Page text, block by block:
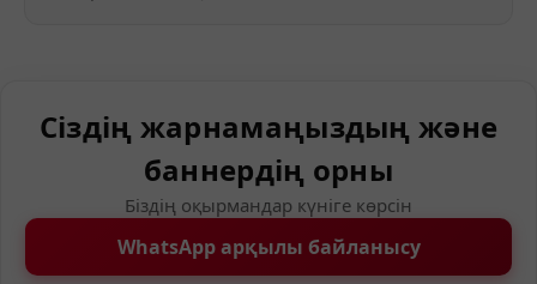
Сіздің жарнамаңыздың және
баннердің орны
Біздің оқырмандар күніге көрсін
WhatsApp арқылы байланысу